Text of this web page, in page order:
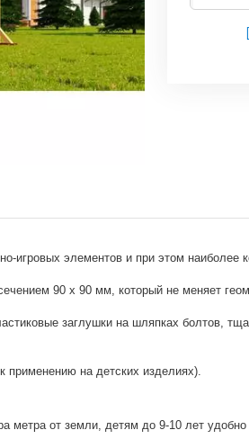
игровых элементов и при этом наиболее
90 х 90 мм, который не меняет
заглушки на шляпках болтов,
на детских изделиях).
от земли, детям до 9-10 лет удобно